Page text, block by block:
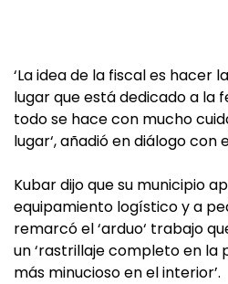
‘La idea de la fiscal es hacer
lugar que está dedicado a la
todo se hace con mucho
lugar‘, añadió en diálogo con
Kubar dijo que su municipio
equipamiento logístico y a
remarcó el ‘arduo‘ trabajo
un ‘rastrillaje completo en
más minucioso en el interior’.